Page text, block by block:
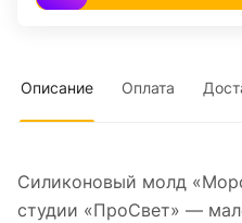
Описание Оплата
Силиконовый молд
студии «ПроСвет» —